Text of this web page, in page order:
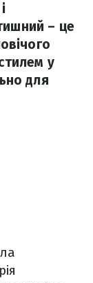
– це
у
для